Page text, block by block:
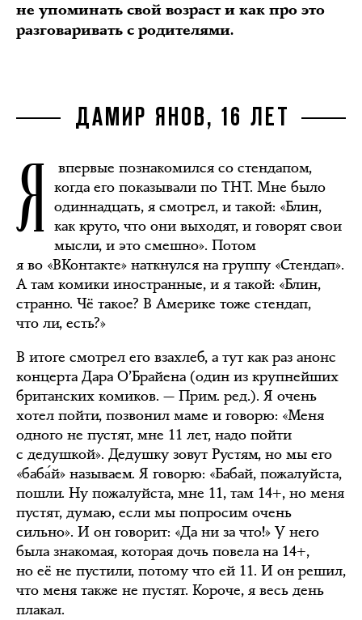
не упоминать свой возраст и как про это
разговаривать с родителями.
ДАМИР ЯНОВ, 16 ЛЕТ
Я
впервые познакомился со стендапом,
когда его показывали по ТНТ. Мне было
одиннадцать, я смотрел, и такой: «Блин,
как круто, что они выходят, и говорят свои
мысли, и это смешно». Потом
я во «ВКонтакте» наткнулся на группу «Стендап».
А там комики иностранные, и я такой: «Блин,
странно. Чё такое? В Америке тоже стендап,
что ли, есть?»
В итоге смотрел его взахлеб, а тут как раз анонс
концерта Дара О’Брайена (один из крупнейших
британских комиков. — Прим. ред.). Я очень
хотел пойти, позвонил маме и говорю: «Меня
одного не пустят, мне 11 лет, надо пойти
с дедушкой». Дедушку зовут Рустям, но мы его
«баба́й» называем. Я говорю: «Бабай, пожалуйста,
пошли. Ну пожалуйста, мне 11, там 14+, но меня
пустят, думаю, если мы попросим очень
сильно». И он говорит: «Да ни за что!» У него
была знакомая, которая дочь повела на 14+,
но её не пустили, потому что ей 11. И он решил,
что меня также не пустят. Короче, я весь день
плакал.